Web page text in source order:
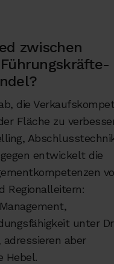
zwischen
die
Fläche zu
entwickelt die
Regionalleitern:
unter
adressieren aber
Hebel.